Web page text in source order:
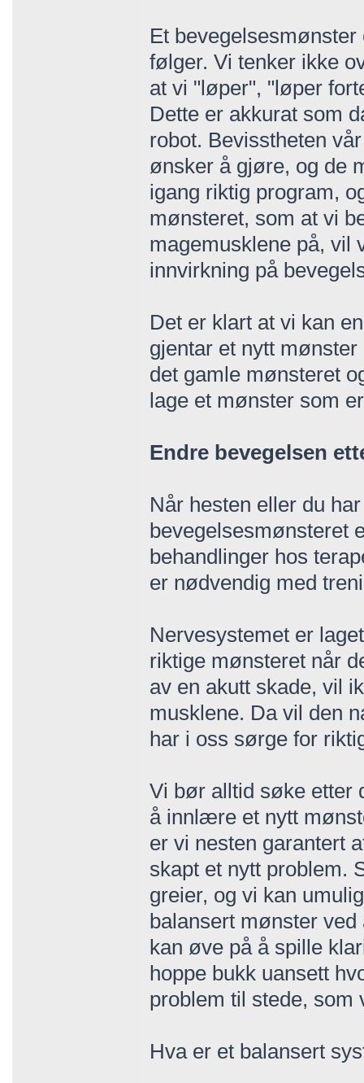
Et
følger. Vi tenker ikke
at vi "løper", "løper
Dette er akkurat som
robot. Bevisstheten
ønsker å gjøre, og de
igang riktig program,
mønsteret, som at vi
magemusklene på, vil
innvirkning på
Det er klart at vi kan
gjentar et nytt
det gamle mønsteret
lage et mønster som
Endre bevegelsen
Når hesten eller du
bevegelsesmønsteret
behandlinger hos
er nødvendig med
Nervesystemet er
riktige mønsteret når
av en akutt skade, vil
musklene. Da vil den
har i oss sørge for
Vi bør alltid søke etter
å innlære et nytt
er vi nesten garantert
skapt et nytt problem.
greier, og vi kan
balansert mønster
kan øve på å spille
hoppe bukk uansett
problem til stede,
Hva er et balansert